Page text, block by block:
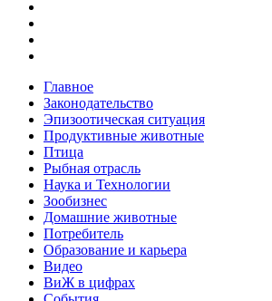
Главное
Законодательство
Эпизоотическая ситуация
Продуктивные животные
Птица
Рыбная отрасль
Наука и Технологии
Зообизнес
Домашние животные
Потребитель
Образование и карьера
Видео
ВиЖ в цифрах